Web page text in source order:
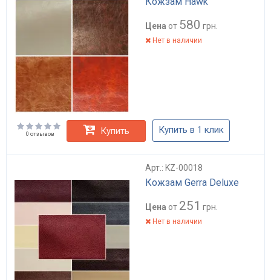
Цена от 580 грн.
Нет в наличии
0 отзывов Купить Купить в 1 клик
Арт.: KZ-00018
Кожзам Gerra Deluxe
Цена от 251 грн.
Нет в наличии